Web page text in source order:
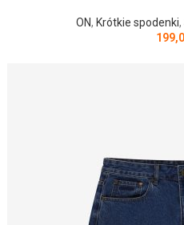
ON, Krótkie spodenki,